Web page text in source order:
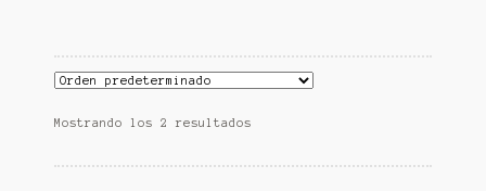
Mostrando los 2 resultados